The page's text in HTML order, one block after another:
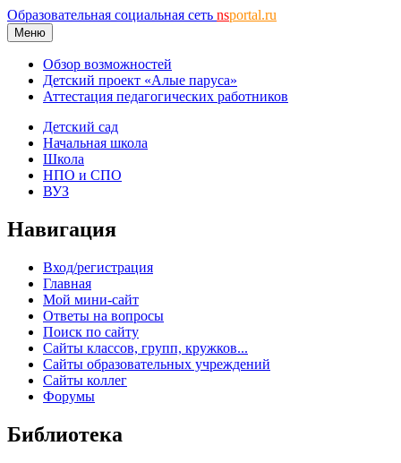
Образовательная социальная сеть nsportal.ru
Меню
Обзор возможностей
Детский проект «Алые паруса»
Аттестация педагогических работников
Детский сад
Начальная школа
Школа
НПО и СПО
ВУЗ
Навигация
Вход/регистрация
Главная
Мой мини-сайт
Ответы на вопросы
Поиск по сайту
Сайты классов, групп, кружков...
Сайты образовательных учреждений
Сайты коллег
Форумы
Библиотека